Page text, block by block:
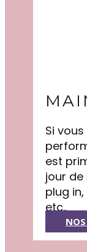
Si
est
jour de
plug
etc..
NOS